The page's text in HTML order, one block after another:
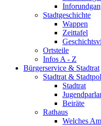
Stadtgeschichte
Wappen
Zeittafel
Ortsteile
Infos A - Z
Bürgerservice & Stadtrat
Stadtrat &
Stadtrat
Beiräte
Rathaus
Welches